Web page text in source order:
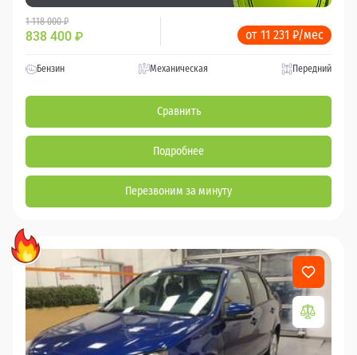
1 118 000 ₽
838 400 ₽ от 11 231 ₽/мес
Бензин Механическая Передний
Сравнить
Подробнее
Перезвоним за минуту